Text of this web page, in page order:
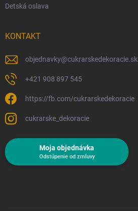
Detská oslava
KONTAKT
objednavky@cukrarskedekoracie.sk
+421 908 897 545
https://fb.com/cukrarskedekoracie
cukrarske_dekoracie
Moja objednávka
Odstúpenie od zmluvy